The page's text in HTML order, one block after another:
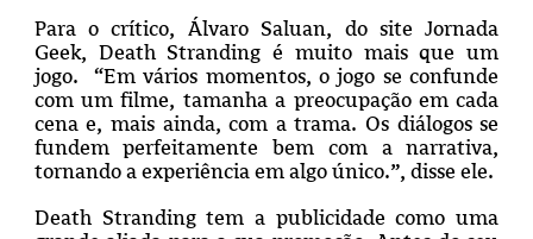
Para o crítico, Álvaro Saluan, do site Jornada
Geek, Death Stranding é muito mais que um
jogo.
“Em vários momentos, o jogo se confunde
com um filme, tamanha a preocupação em cada
cena e, mais ainda, com a trama. Os diálogos se
fundem perfeitamente bem com a narrativa,
tornando a experiência em algo único.”, disse ele.
Death Stranding tem a publicidade como uma